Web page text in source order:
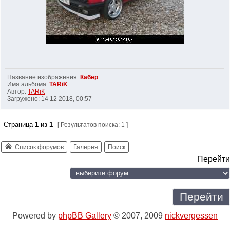
Название изображения: Кабер
Имя альбома: TARiK
Автор: TARiK
Загружено: 14 12 2018, 00:57
Страница 1из 1 [ Результатов поиска: 1 ]
Список форумов Галерея Поиск
Перейти
Powered by phpBB Gallery © 2007, 2009 nickvergessen